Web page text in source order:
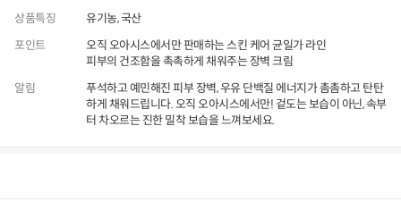
상품특징
유기농, 국산
포인트
오직 오아시스에서만 판매하는 스킨 케어 균일가 라인
피부의 건조함을 촉촉하게 채워주는 장벽 크림
알림
푸석하고 예민해진 피부 장벽, 우유 단백질 에너지가 촘촘하고 탄탄
하게 채워드립니다. 오직 오아시스에서만! 겉도는 보습이 아닌, 속부
터 차오르는 진한 밀착 보습을 느껴보세요.